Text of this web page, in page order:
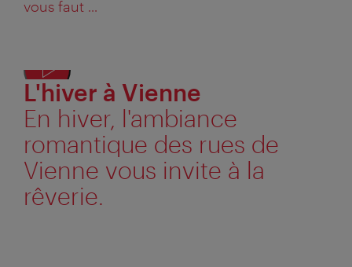
vous faut ...
L'hiver à Vienne
En hiver, l'ambiance
romantique des rues de
Vienne vous invite à la
rêverie.